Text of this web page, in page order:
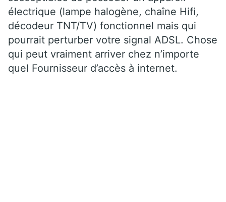
électrique (lampe halogène, chaîne Hifi,
décodeur TNT/TV) fonctionnel mais qui
pourrait perturber votre signal ADSL. Chose
qui peut vraiment arriver chez n’importe
quel Fournisseur d’accès à internet.